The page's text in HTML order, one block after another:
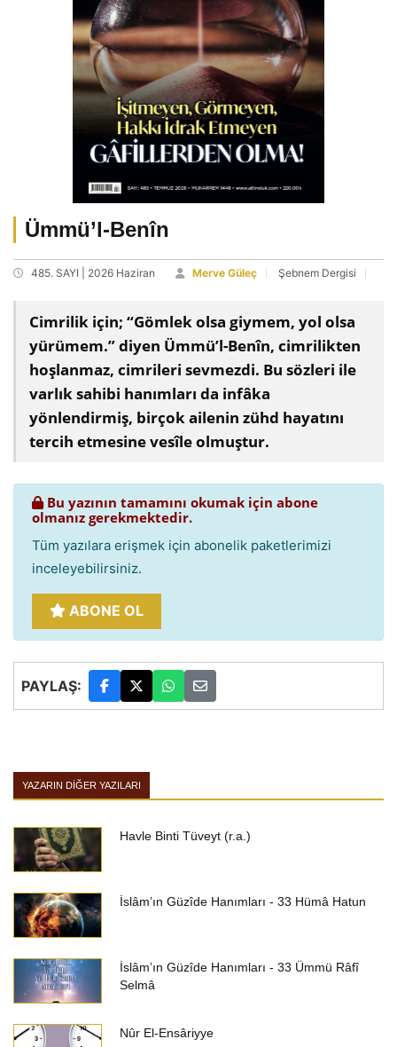
Ümmü’l-Benîn
485. SAYI | 2026 Haziran Merve Güleç Şebnem Dergisi
Cimrilik için; “Gömlek olsa giymem, yol olsa
yürümem.” diyen Ümmü’l-Benîn, cimrilikten
hoşlanmaz, cimrileri sevmezdi. Bu sözleri ile
varlık sahibi hanımları da infâka
yönlendirmiş, birçok ailenin zühd hayatını
tercih etmesine vesîle olmuştur.
Bu yazının tamamını okumak için abone
olmanız gerekmektedir.
Tüm yazılara erişmek için abonelik paketlerimizi
inceleyebilirsiniz.
ABONE OL
PAYLAŞ:
YAZARIN DIĞER YAZILARI
Havle Binti Tüveyt (r.a.)
İslâm’ın Güzîde Hanımları - 33 Hümâ Hatun
İslâm’ın Güzîde Hanımları - 33 Ümmü Râfî
Selmâ
Nûr El-Ensâriyye